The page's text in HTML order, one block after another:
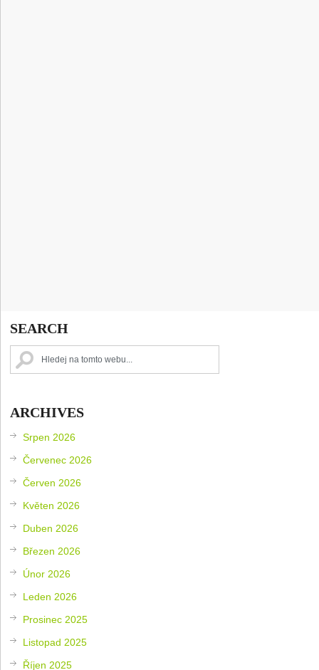
SEARCH
ARCHIVES
Srpen 2026
Červenec 2026
Červen 2026
Květen 2026
Duben 2026
Březen 2026
Únor 2026
Leden 2026
Prosinec 2025
Listopad 2025
Říjen 2025